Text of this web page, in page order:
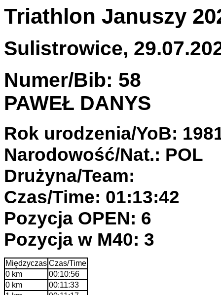
Triathlon Januszy
Sulistrowice,
Numer/Bib: 58
PAWEŁ DANYS
Rok urodzenia/YoB:
Narodowość/Nat.: POL
Drużyna/Team:
Czas/Time: 01:13:42
Pozycja OPEN: 6
Pozycja w M40: 3
Międzyczas Czas/Time
0 km
00:10:56
0 km
00:11:33